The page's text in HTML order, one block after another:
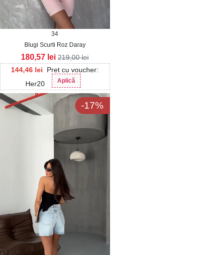
34
Blugi Scurti Roz Daray
144,46 lei
Pret cu voucher:
Her20
Aplică
180,57 lei 219,00lei
-17%